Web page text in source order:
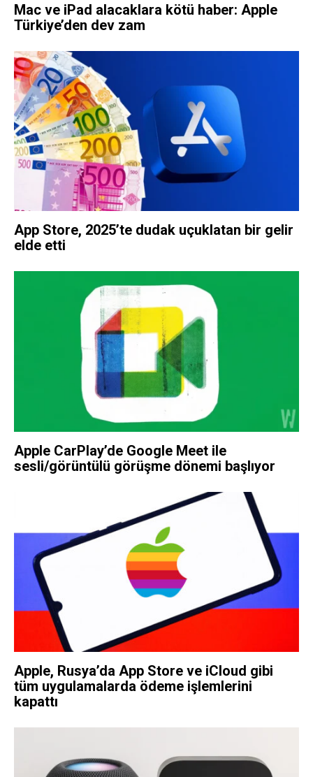
Mac ve iPad alacaklara kötü haber: Apple
Türkiye’den dev zam
App Store, 2025’te dudak uçuklatan bir gelir
elde etti
Apple CarPlay’de Google Meet ile
sesli/görüntülü görüşme dönemi başlıyor
Apple, Rusya’da App Store ve iCloud gibi
tüm uygulamalarda ödeme işlemlerini
kapattı